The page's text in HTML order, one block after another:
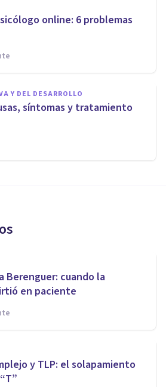
online: 6 problemas
Y DEL DESARROLLO
síntomas y tratamiento
Berenguer: cuando la
en paciente
y TLP: el solapamiento